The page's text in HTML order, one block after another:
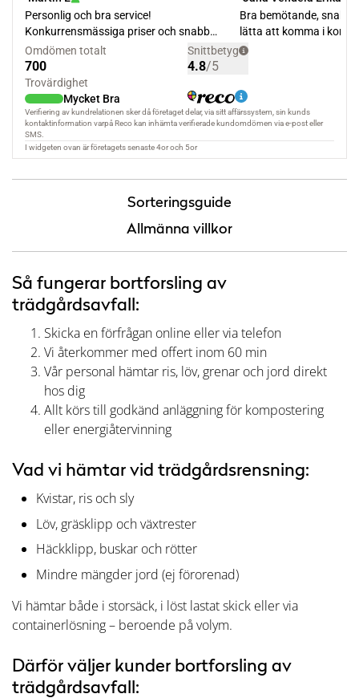
Sorteringsguide
Allmänna villkor
Så fungerar bortforsling av
trädgårdsavfall:
Skicka en förfrågan online eller via telefon
Vi återkommer med offert inom 60 min
Vår personal hämtar ris, löv, grenar och jord direkt
hos dig
Allt körs till godkänd anläggning för kompostering
eller energiåtervinning
Vad vi hämtar vid trädgårdsrensning:
Kvistar, ris och sly
Löv, gräsklipp och växtrester
Häckklipp, buskar och rötter
Mindre mängder jord (ej förorenad)
Vi hämtar både i storsäck, i löst lastat skick eller via
containerlösning – beroende på volym.
Därför väljer kunder bortforsling av
trädgårdsavfall: